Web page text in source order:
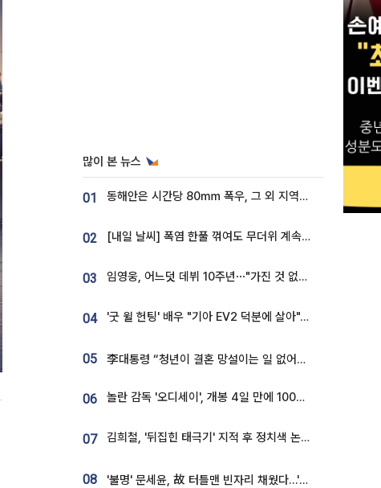
많이 본 뉴스
01 동해안은 시간당 80㎜ 폭우, 그 외 지역은 폭염…‘극과 극 날씨’
02 [내일 날씨] 폭염 한풀 꺾여도 무더위 계속⋯동해안 이틀 연속 비
03 임영웅, 어느덧 데뷔 10주년⋯"가진 것 없던 시절, 내 앞엔 20명의 팬뿐"
04 '굿 윌 헌팅' 배우 "기아 EV2 덕분에 살아"…교통사고 후 안전성 극찬
05 李대통령 “청년이 결혼 망설이는 일 없어야...제도상 불이익 조사”
06 놀란 감독 '오디세이', 개봉 4일 만에 100만 돌파⋯'왕사남' 보다 빠르다
07 김희철, '뒤집힌 태극기' 지적 후 정치색 논란…"좌우 떠나 우리나라 국기"
08 '불명' 문세윤, 故 터틀맨 빈자리 채웠다…'거북이' 눈물의 최종 우승